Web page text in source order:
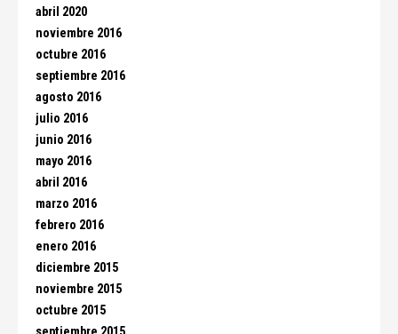
abril 2020
noviembre 2016
octubre 2016
septiembre 2016
agosto 2016
julio 2016
junio 2016
mayo 2016
abril 2016
marzo 2016
febrero 2016
enero 2016
diciembre 2015
noviembre 2015
octubre 2015